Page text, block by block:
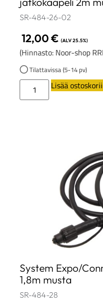
SR-484-26-02
12,00€ (ALV 25.5%)
(Hinnasto: Noor-shop
Tilattavissa (5-14 pv)
Lisää
System Expo/
1,8m musta
SR-484-28